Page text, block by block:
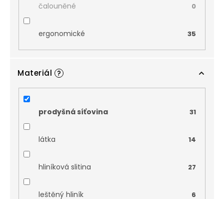
čalouněné 0
ergonomické 35
Materiál ?
prodyšná síťovina 31
látka 14
hliníková slitina 27
leštěný hliník 6